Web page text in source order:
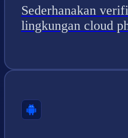
Sederhanakan
lingkungan cloud